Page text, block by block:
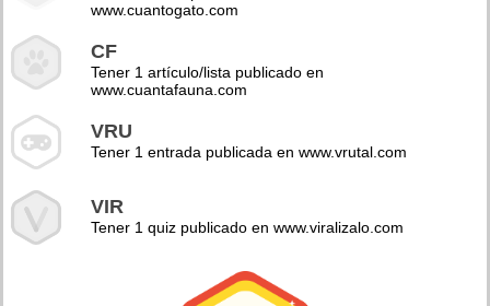
www.cuantogato.com
CF
Tener 1 artículo/lista publicado en
www.cuantafauna.com
VRU
Tener 1 entrada publicada en www.vrutal.com
VIR
Tener 1 quiz publicado en www.viralizalo.com